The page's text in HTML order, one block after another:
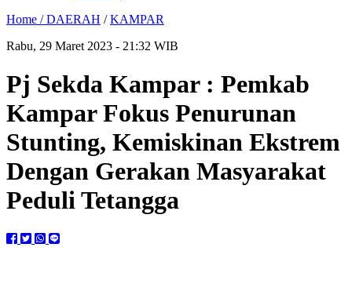
Home /DAERAH /KAMPAR
Rabu, 29 Maret 2023 - 21:32 WIB
Pj Sekda Kampar : Pemkab
Kampar Fokus Penurunan
Stunting, Kemiskinan Ekstrem
Dengan Gerakan Masyarakat
Peduli Tetangga